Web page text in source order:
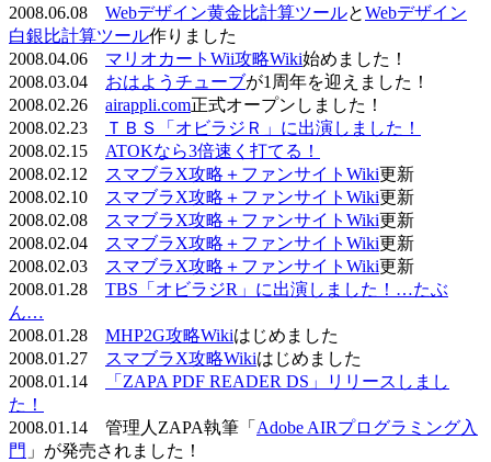
2008.06.08 Webデザイン黄金比計算ツールとWebデザイン
白銀比計算ツール作りました
2008.04.06 マリオカートWii攻略Wiki始めました！
2008.03.04 おはようチューブが1周年を迎えました！
2008.02.26 airappli.com正式オープンしました！
2008.02.23
ＴＢＳ「オビラジＲ」に出演しました！
2008.02.15 ATOKなら3倍速く打てる！
2008.02.12
スマブラX攻略＋ファンサイトWiki更新
2008.02.10
スマブラX攻略＋ファンサイトWiki更新
2008.02.08
スマブラX攻略＋ファンサイトWiki更新
2008.02.04
スマブラX攻略＋ファンサイトWiki更新
2008.02.03
スマブラX攻略＋ファンサイトWiki更新
2008.01.28 TBS「オビラジR」に出演しました！…たぶ
ん…
2008.01.28 MHP2G攻略Wikiはじめました
2008.01.27
スマブラX攻略Wikiはじめました
2008.01.14
「ZAPA PDF READER DS」リリースしまし
た！
2008.01.14 管理人ZAPA執筆「 Adobe AIRプログラミング入
門 」が発売されました！